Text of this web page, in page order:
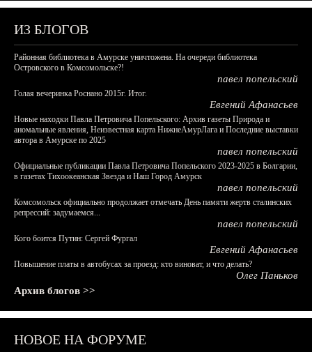
ИЗ БЛОГОВ
Районная библиотека в Амурске уничтожена. На очереди библиотека
Островского в Комсомольске?!
павел попельский
Голая вечеринка Роснано 2015г. Итог.
Евгений Афанасьев
Новые находки Павла Петровича Попельского: Архив газеты Природа и
аномальные явления, Неизвестная карта НижнеАмурЛага и Последние выставки
автора в Амурске по 2025
павел попельский
Официальные публикации Павла Петровича Попельского 2023-2025 в Болгарии,
в газетах Тихоокеанская Звезда и Наш Город Амурск
павел попельский
Комсомольск официально продолжает отмечать День памяти жертв сталинских
репрессий: задумаемся...
павел попельский
Кого боится Путин: Сергей Фургал
Евгений Афанасьев
Повышение платы в автобусах за проезд: кто виноват, и что делать?
Олег Паньков
Архив блогов >>
НОВОЕ НА ФОРУМЕ